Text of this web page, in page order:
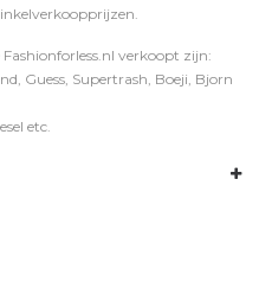
verkoopt zijn:
Guess, Supertrash, Boeji, Bjorn
etc.